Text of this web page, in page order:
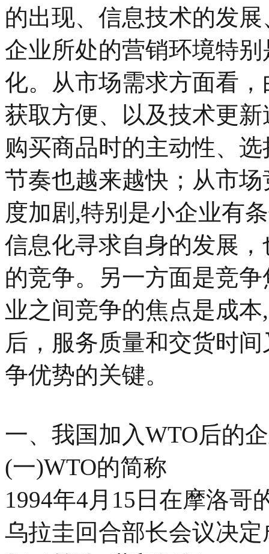
的出现、信息技术的发
企业所处的营销环境特
化。从市场需求方面看
获取方便、以及技术更
购买商品时的主动性、
节奏也越来越快；从市
度加剧,特别是小企业有
信息化寻求自身的发展
的竞争。另一方面是竞
业之间竞争的焦点是成
后，服务质量和交货时
争优势的关键。
一、我国加入WTO后的
(一)WTO的简称
1994年4月15日在摩洛哥
乌拉圭回合部长会议决